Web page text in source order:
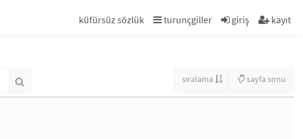
küfürsüz sözlük turunçgiller giriş kayıt
sıralama sayfa sonu